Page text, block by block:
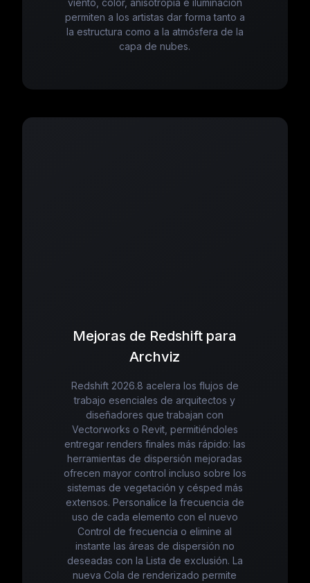
viento, color, anisotropía e iluminación
permiten a los artistas dar forma tanto a
la estructura como a la atmósfera de la
capa de nubes.
Mejoras de Redshift para
Archviz
Redshift 2026.8 acelera los flujos de
trabajo esenciales de arquitectos y
diseñadores que trabajan con
Vectorworks o Revit, permitiéndoles
entregar renders finales más rápido: las
herramientas de dispersión mejoradas
ofrecen mayor control incluso sobre los
sistemas de vegetación y césped más
extensos. Personalice la frecuencia de
uso de cada elemento con el nuevo
Control de frecuencia o elimine al
instante las áreas de dispersión no
deseadas con la Lista de exclusión. La
nueva Cola de renderizado permite